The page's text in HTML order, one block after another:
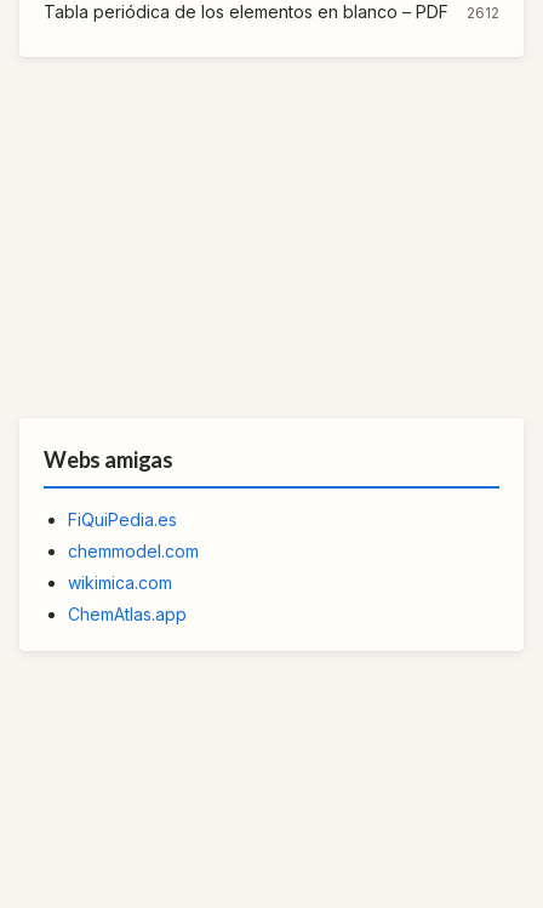
Tabla periódica de los elementos en blanco – PDF 2612
Webs amigas
FiQuiPedia.es
chemmodel.com
wikimica.com
ChemAtlas.app